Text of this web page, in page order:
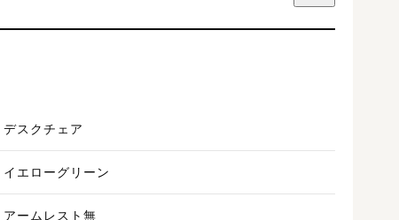
デスクチェア
イエローグリーン
アームレスト無